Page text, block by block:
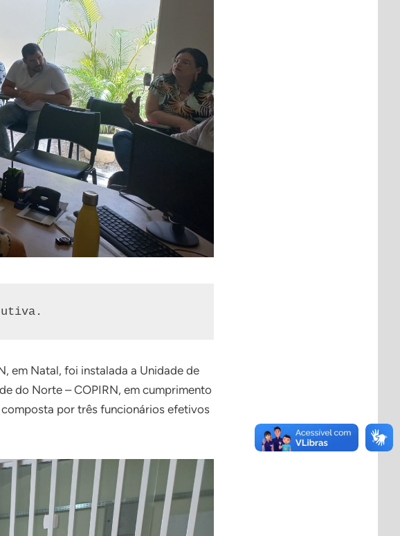
em Natal, foi instalada a Unidade de
do Norte – COPIRN, em cumprimento
por três funcionários efetivos